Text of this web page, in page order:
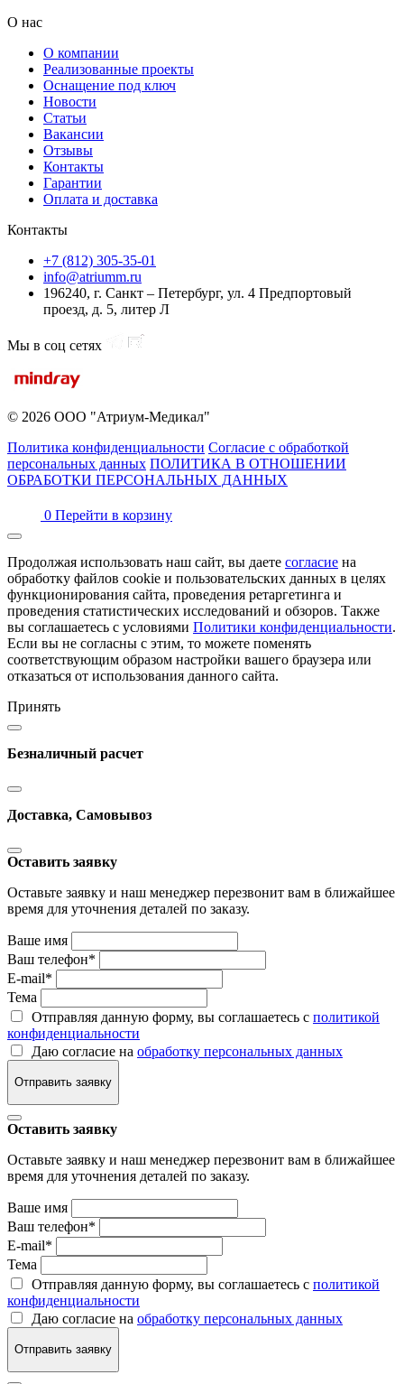
О нас
О компании
Реализованные проекты
Оснащение под ключ
Новости
Статьи
Вакансии
Отзывы
Контакты
Гарантии
Оплата и доставка
Контакты
+7 (812) 305-35-01
info@atriumm.ru
196240, г. Санкт – Петербург, ул. 4 Предпортовый
проезд, д. 5, литер Л
Мы в соц сетях
© 2026 ООО "Атриум-Медикал"
Политика конфиденциальности Согласие с обработкой
персональных данных ПОЛИТИКА В ОТНОШЕНИИ
ОБРАБОТКИ ПЕРСОНАЛЬНЫХ ДАННЫХ
0 Перейти в корзину
Продолжая использовать наш сайт, вы даете согласие на
обработку файлов cookie и пользовательских данных в целях
функционирования сайта, проведения ретаргетинга и
проведения статистических исследований и обзоров. Также
вы соглашаетесь с условиями Политики конфиденциальности.
Если вы не согласны с этим, то можете поменять
соответствующим образом настройки вашего браузера или
отказаться от использования данного сайта.
Принять
Безналичный расчет
Доставка, Самовывоз
Оставить заявку
Оставьте заявку и наш менеджер перезвонит вам в ближайшее
время для уточнения деталей по заказу.
Ваше имя
Ваш телефон*
E-mail*
Тема
Отправляя данную форму, вы соглашаетесь с политикой
конфиденциальности
Даю согласие на обработку персональных данных
Отправить заявку
Оставить заявку
Оставьте заявку и наш менеджер перезвонит вам в ближайшее
время для уточнения деталей по заказу.
Ваше имя
Ваш телефон*
E-mail*
Тема
Отправляя данную форму, вы соглашаетесь с политикой
конфиденциальности
Даю согласие на обработку персональных данных
Отправить заявку